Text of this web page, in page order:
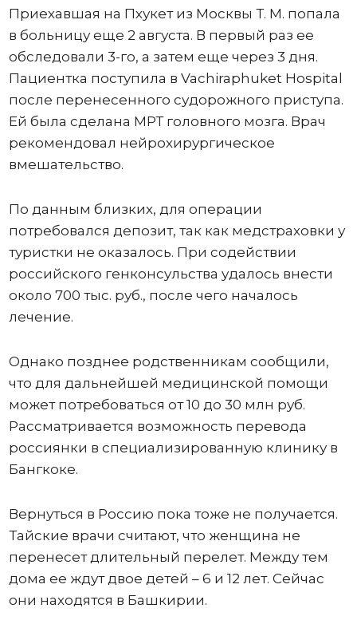
Приехавшая на Пхукет из Москвы Т. М. попала
в больницу еще 2 августа. В первый раз ее
обследовали 3-го, а затем еще через 3 дня.
Пациентка поступила в Vachiraphuket Hospital
после перенесенного судорожного приступа.
Ей была сделана МРТ головного мозга. Врач
рекомендовал нейрохирургическое
вмешательство.
По данным близких, для операции
потребовался депозит, так как медстраховки у
туристки не оказалось. При содействии
российского генконсульства удалось внести
около 700 тыс. руб., после чего началось
лечение.
Однако позднее родственникам сообщили,
что для дальнейшей медицинской помощи
может потребоваться от 10 до 30 млн руб.
Рассматривается возможность перевода
россиянки в специализированную клинику в
Бангкоке.
Вернуться в Россию пока тоже не получается.
Тайские врачи считают, что женщина не
перенесет длительный перелет. Между тем
дома ее ждут двое детей – 6 и 12 лет. Сейчас
они находятся в Башкирии.